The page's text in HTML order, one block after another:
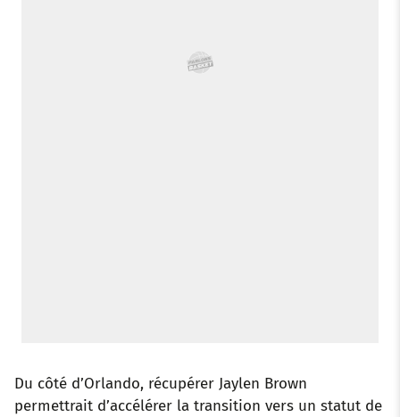
Du côté d’Orlando, récupérer Jaylen Brown
permettrait d’accélérer la transition vers un statut de